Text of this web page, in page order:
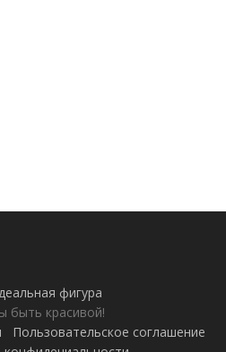
фигура
быть красивой!
Пользовательское соглашение